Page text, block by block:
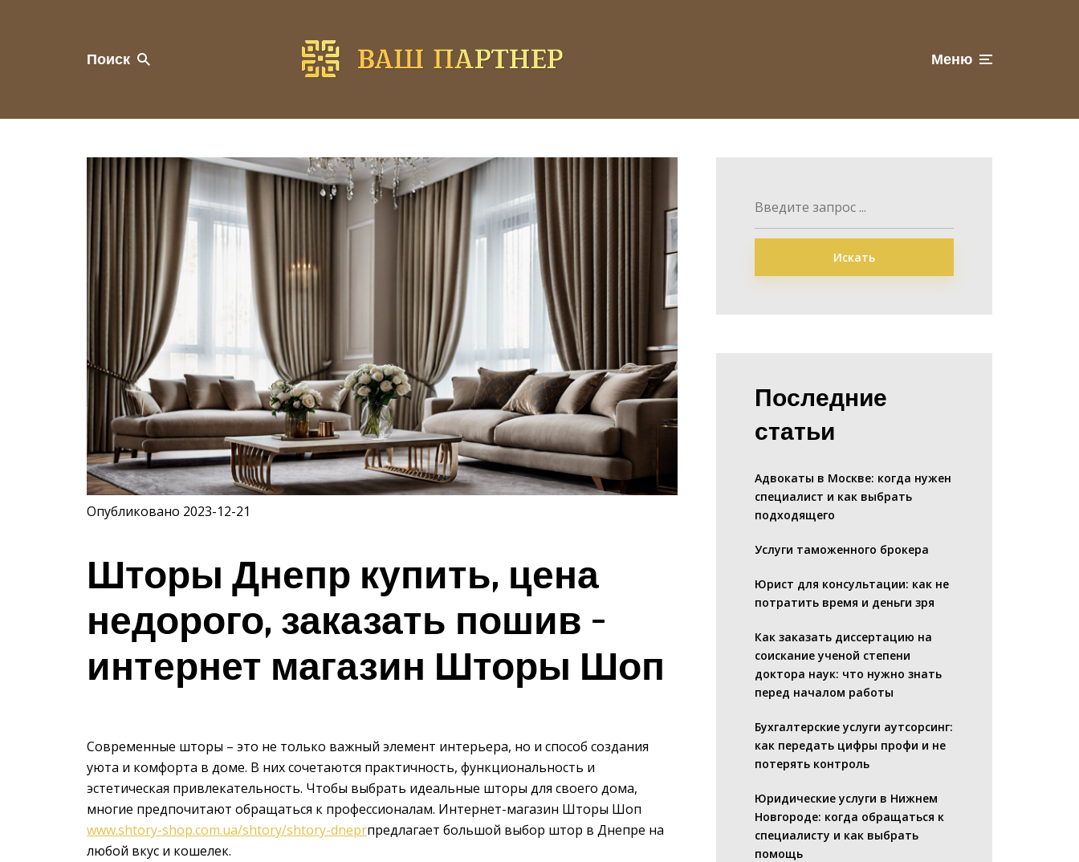
Поиск Меню
Опубликовано 2023-12-21
Шторы Днепр купить, цена
недорого, заказать пошив –
интернет магазин Шторы Шоп
Современные шторы – это не только важный элемент интерьера, но и способ создания
уюта и комфорта в доме. В них сочетаются практичность, функциональность и
эстетическая привлекательность. Чтобы выбрать идеальные шторы для своего дома,
многие предпочитают обращаться к профессионалам. Интернет-магазин Шторы Шоп
www.shtory-shop.com.ua/shtory/shtory-dneprпредлагает большой выбор штор в Днепре на
любой вкус и кошелек.
Искать
Последние
статьи
Адвокаты в Москве: когда нужен
специалист и как выбрать
подходящего
Услуги таможенного брокера
Юрист для консультации: как не
потратить время и деньги зря
Как заказать диссертацию на
соискание ученой степени
доктора наук: что нужно знать
перед началом работы
Бухгалтерские услуги аутсорсинг:
как передать цифры профи и не
потерять контроль
Юридические услуги в Нижнем
Новгороде: когда обращаться к
специалисту и как выбрать
помощь